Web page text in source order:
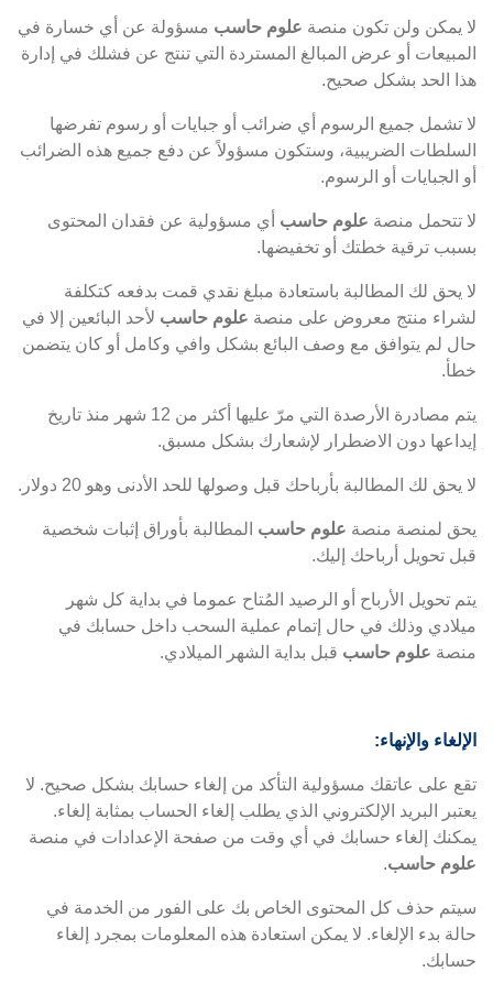
لا يمكن ولن تكون منصة علوم حاسب مسؤولة عن أي خسارة في
المبيعات أو عرض المبالغ المستردة التي تنتج عن فشلك في إدارة
هذا الحد بشكل صحيح.
لا تشمل جميع الرسوم أي ضرائب أو جبايات أو رسوم تفرضها
السلطات الضريبية، وستكون مسؤولاً عن دفع جميع هذه الضرائب
أو الجبايات أو الرسوم.
لا تتحمل منصة علوم حاسب أي مسؤولية عن فقدان المحتوى
بسبب ترقية خطتك أو تخفيضها.
لا يحق لك المطالبة باستعادة مبلغ نقدي قمت بدفعه كتكلفة
لشراء منتج معروض على منصة علوم حاسب لأحد البائعين إلا في
حال لم يتوافق مع وصف البائع بشكل وافي وكامل أو كان يتضمن
خطأ.
يتم مصادرة الأرصدة التي مرّ عليها أكثر من 12 شهر منذ تاريخ
إيداعها دون الاضطرار لإشعارك بشكل مسبق.
لا يحق لك المطالبة بأرباحك قبل وصولها للحد الأدنى وهو 20 دولار.
يحق لمنصة منصة علوم حاسب المطالبة بأوراق إثبات شخصية
قبل تحويل أرباحك إليك.
يتم تحويل الأرباح أو الرصيد المُتاح عموما في بداية كل شهر
ميلادي وذلك في حال إتمام عملية السحب داخل حسابك في
منصة علوم حاسب قبل بداية الشهر الميلادي.
الإلغاء والإنهاء:
تقع على عاتقك مسؤولية التأكد من إلغاء حسابك بشكل صحيح. لا
يعتبر البريد الإلكتروني الذي يطلب إلغاء الحساب بمثابة إلغاء.
يمكنك إلغاء حسابك في أي وقت من صفحة الإعدادات في منصة
علوم حاسب.
سيتم حذف كل المحتوى الخاص بك على الفور من الخدمة في
حالة بدء الإلغاء. لا يمكن استعادة هذه المعلومات بمجرد إلغاء
حسابك.